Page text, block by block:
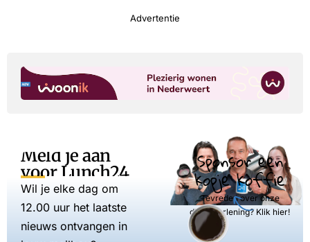
Advertentie
Meld je aan
voor Lunch24
Wil je elke dag om
12.00 uur het laatste
nieuws ontvangen in
Sponsor een
kopje koffie
Tevreden over onze
dienstverlening? Klik hier!